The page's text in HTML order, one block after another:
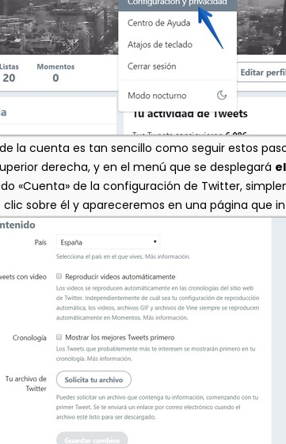
la cuenta es tan sencillo como seguir estos
derecha, y en el menú que se desplegará
«Cuenta» de la configuración de Twitter,
clic sobre él y apareceremos en una página que